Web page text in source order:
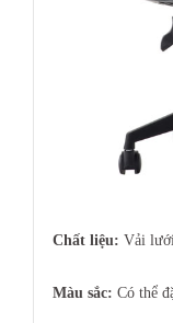
Chất liệu: Vải
Màu sắc: Có thể